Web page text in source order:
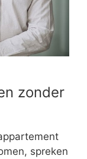
zonder
spreken